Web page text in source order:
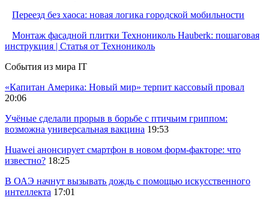
Переезд без хаоса: новая логика городской мобильности
Монтаж фасадной плитки Технониколь Hauberk: пошаговая
инструкция | Статья от Технониколь
События из мира IT
«Капитан Америка: Новый мир» терпит кассовый провал
20:06
Учёные сделали прорыв в борьбе с птичьим гриппом:
возможна универсальная вакцина 19:53
Huawei анонсирует смартфон в новом форм-факторе: что
известно? 18:25
В ОАЭ начнут вызывать дождь с помощью искусственного
интеллекта 17:01